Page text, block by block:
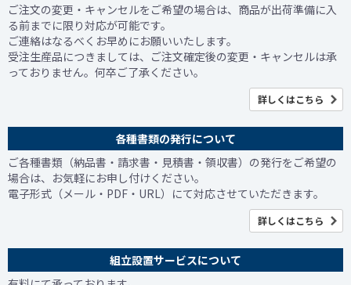
ご注文の変更・キャンセルをご希望の場合は、商品が出荷準備に入
る前までに限り対応が可能です。
ご連絡はなるべくお早めにお願いいたします。
受注生産品につきましては、ご注文確定後の変更・キャンセルは承
っておりません。何卒ご了承ください。
詳しくはこちら
各種書類の発行について
ご各種書類（納品書・請求書・見積書・領収書）の発行をご希望の
場合は、お気軽にお申し付けください。
電子形式（メール・PDF・URL）にて対応させていただきます。
詳しくはこちら
組立設置サービスについて